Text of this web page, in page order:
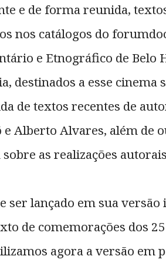
e de forma reunida,
nos catálogos do
e Etnográfico de Belo
destinados a esse cinema
de textos recentes de
e Alberto Alvares, além de
as realizações
ser lançado em sua
de comemorações dos
agora a versão em